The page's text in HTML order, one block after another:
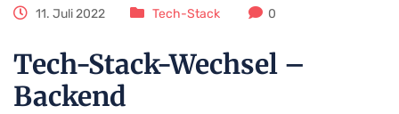
11. Juli 2022 Tech-Stack 0
Tech-Stack-Wechsel –
Backend